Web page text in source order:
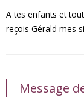
A tes enfants et
reçois Gérald mes
Message